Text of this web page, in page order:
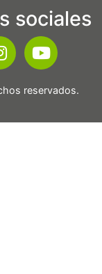
sociales
reservados.